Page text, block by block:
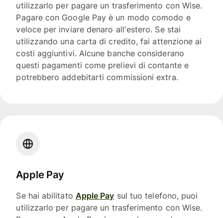
utilizzarlo per pagare un trasferimento con Wise.
Pagare con Google Pay è un modo comodo e
veloce per inviare denaro all'estero. Se stai
utilizzando una carta di credito, fai attenzione ai
costi aggiuntivi. Alcune banche considerano
questi pagamenti come prelievi di contante e
potrebbero addebitarti commissioni extra.
Apple Pay
Se hai abilitato Apple Pay sul tuo telefono, puoi
utilizzarlo per pagare un trasferimento con Wise.